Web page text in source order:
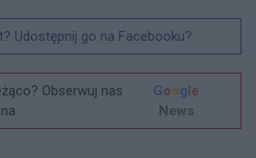
Udostępnij go na Facebooku?
Obserwuj nas
na
Google
News